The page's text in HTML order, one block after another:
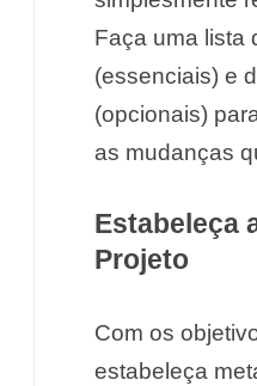
Faça uma lista
(essenciais) e
(opcionais)
as mudanças
Estabeleça
Projeto
Com os
estabeleça